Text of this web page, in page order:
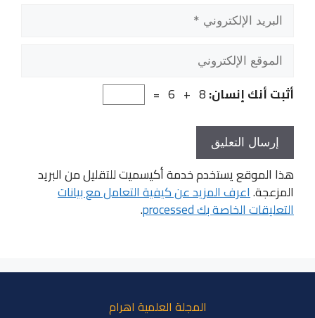
البريد
الإلكتروني
الموقع
الإلكتروني
أثبت أنك إنسان:8 + 6 =
هذا الموقع يستخدم خدمة أكيسميت للتقليل من البريد
المزعجة.اعرف المزيد عن كيفية التعامل مع بيانات
التعليقات الخاصة بك processed .
المجلة العلمية اهرام